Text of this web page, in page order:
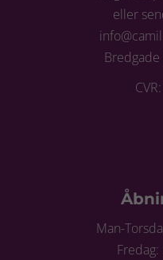
eller
Man-